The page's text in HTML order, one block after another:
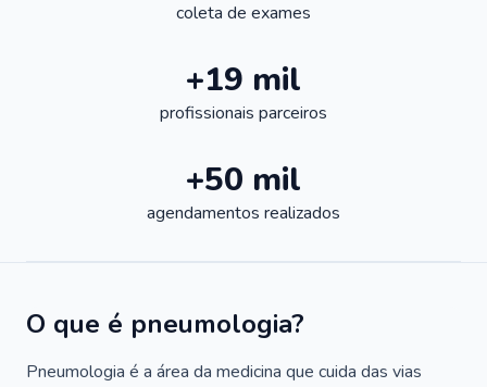
coleta de exames
+19 mil
profissionais parceiros
+50 mil
agendamentos realizados
O que é pneumologia?
Pneumologia é a área da medicina que cuida das vias